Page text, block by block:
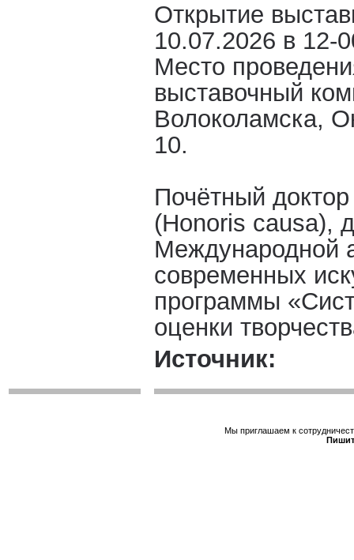
Открытие
10.07.2026 в 12-
Место
выставочный
Волоколамска,
10.
Почётный
(Honoris causa),
Международной
современных
программы
оценки
Источник:
Мы приглашаем к